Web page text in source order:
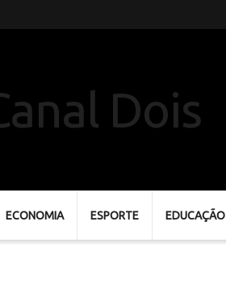
ECONOMIA ESPORTE EDUCAÇÃO